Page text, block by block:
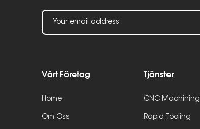
Vårt Företag
Home
Om Oss
Tjänster
CNC Machining
Rapid Tooling